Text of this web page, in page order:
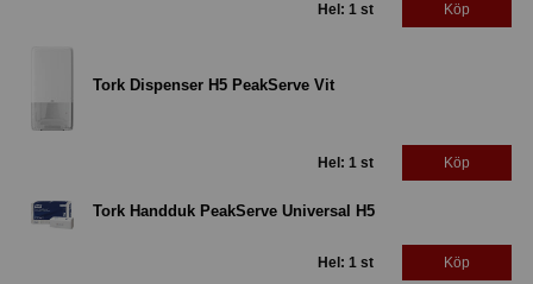
Hel: 1 st Köp
Tork Dispenser H5 PeakServe Vit
Hel: 1 st Köp
Tork Handduk PeakServe Universal H5
Hel: 1 st Köp